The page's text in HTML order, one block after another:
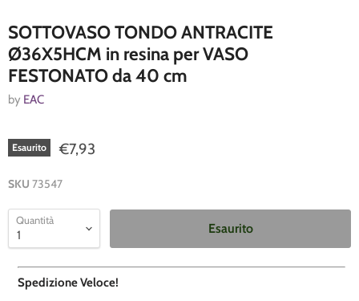
SOTTOVASO TONDO ANTRACITE
Ø36X5HCM in resina per VASO
FESTONATO da 40 cm
by EAC
Esaurito €7,93
SKU 73547
Quantità
Esaurito
Spedizione Veloce!